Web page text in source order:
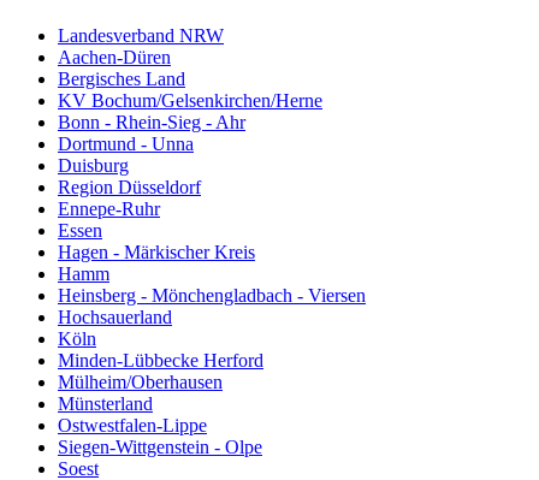
Landesverband NRW
Aachen-Düren
Bergisches Land
KV Bochum/Gelsenkirchen/Herne
Bonn - Rhein-Sieg - Ahr
Dortmund - Unna
Duisburg
Region Düsseldorf
Ennepe-Ruhr
Essen
Hagen - Märkischer Kreis
Hamm
Heinsberg - Mönchengladbach - Viersen
Hochsauerland
Köln
Minden-Lübbecke Herford
Mülheim/Oberhausen
Münsterland
Ostwestfalen-Lippe
Siegen-Wittgenstein - Olpe
Soest